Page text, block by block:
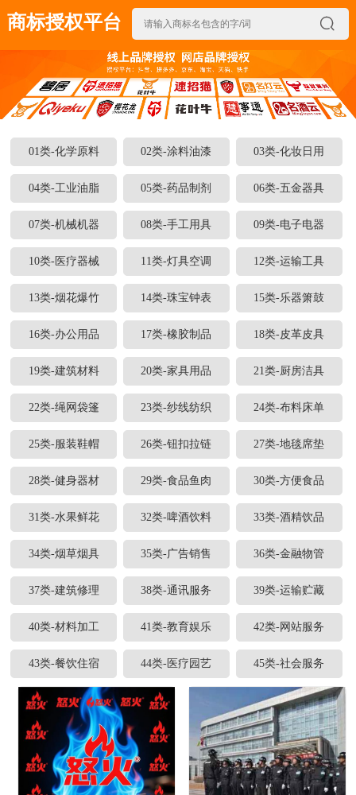
商标授权平台 
01类-化学原料 02类-涂料油漆 03类-化妆日用
04类-工业油脂 05类-药品制剂 06类-五金器具
07类-机械机器 08类-手工用具 09类-电子电器
10类-医疗器械 11类-灯具空调 12类-运输工具
13类-烟花爆竹 14类-珠宝钟表 15类-乐器箫鼓
16类-办公用品 17类-橡胶制品 18类-皮革皮具
19类-建筑材料 20类-家具用品 21类-厨房洁具
22类-绳网袋篷 23类-纱线纺织 24类-布料床单
25类-服装鞋帽 26类-钮扣拉链 27类-地毯席垫
28类-健身器材 29类-食品鱼肉 30类-方便食品
31类-水果鲜花 32类-啤酒饮料 33类-酒精饮品
34类-烟草烟具 35类-广告销售 36类-金融物管
37类-建筑修理 38类-通讯服务 39类-运输贮藏
40类-材料加工 41类-教育娱乐 42类-网站服务
43类-餐饮住宿 44类-医疗园艺 45类-社会服务